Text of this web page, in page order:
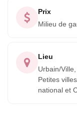
Prix
Milieu de
Lieu
Urbain/
Petites
national et